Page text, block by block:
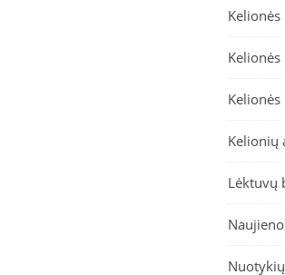
Kelionės
Kelionių
Lėktuvų